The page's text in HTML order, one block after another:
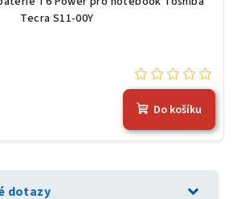
Tecra S11-00Y
Do košíku
dotazy expand_more